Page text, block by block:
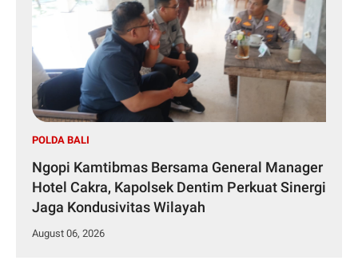
POLDA BALI
Ngopi Kamtibmas Bersama General Manager
Hotel Cakra, Kapolsek Dentim Perkuat Sinergi
Jaga Kondusivitas Wilayah
August 06, 2026